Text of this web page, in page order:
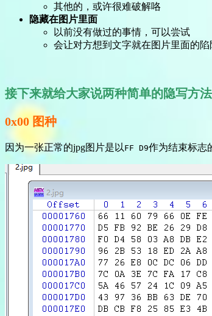
其他的，或许很难破解咯
隐藏在图片里面
以前没有做过的事情，可以尝试
会让对方想到文字就在图片里面的陷
接下来就给大家说两种简单的隐写方
0x00 图种
因为一张正常的jpg图片是以 FF D9作为结束标志